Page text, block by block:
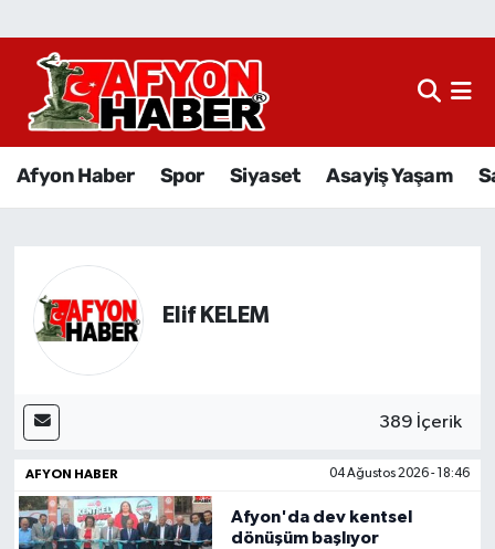
Afyon Haber Spor Siyaset Asayiş Yaşam
Elif KELEM
389 İçerik
AFYON HABER 04 Ağustos 2026 - 18:46
Afyon'da dev kentsel
dönüşüm başlıyor
Afyon Haber
Sağlık
Eğitim
Ekonomi
Magazin